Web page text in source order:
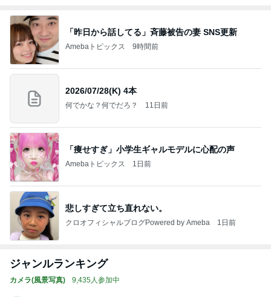
「昨日から話してる」斉藤被告の妻 SNS更新
Amebaトピックス 9時間前
2026/07/28(K) 4本
何でかな？何でだろ？ 11日前
「痩せすぎ」小学生ギャルモデルに心配の声
Amebaトピックス 1日前
悲しすぎて立ち直れない。
クロオフィシャルブログPowered by Ameba 1日前
ジャンルランキング
カメラ(風景写真) 9,435人参加中